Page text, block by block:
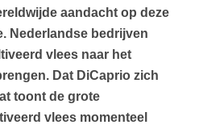
aandacht op deze
Nederlandse bedrijven
vlees naar het
Dat DiCaprio zich
toont de grote
vlees momenteel